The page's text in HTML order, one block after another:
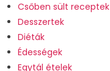
Csőben sült receptek
Desszertek
Diéták
Édességek
Egytál ételek